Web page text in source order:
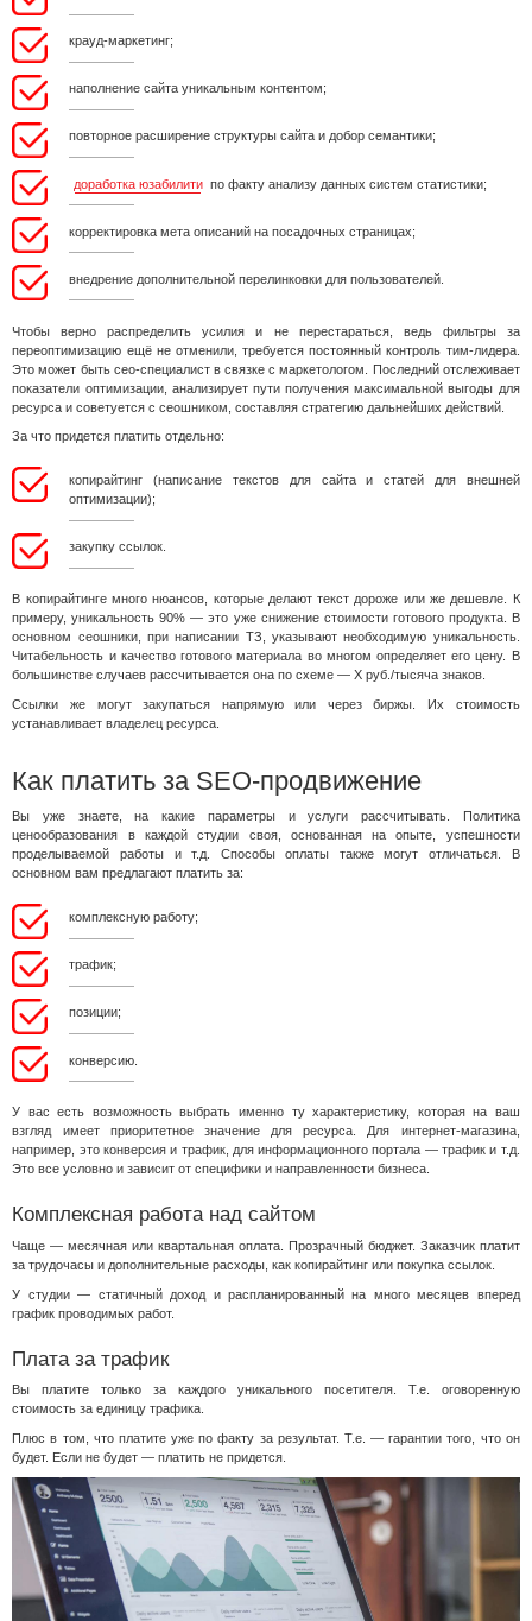
крауд-маркетинг;
наполнение сайта уникальным контентом;
повторное расширение структуры сайта и добор семантики;
доработка юзабилити по факту анализу данных систем статистики;
корректировка мета описаний на посадочных страницах;
внедрение дополнительной перелинковки для пользователей.
Чтобы верно распределить усилия и не перестараться, ведь фильтры за
переоптимизацию ещё не отменили, требуется постоянный контроль тим-лидера.
Это может быть сео-специалист в связке с маркетологом. Последний отслеживает
показатели оптимизации, анализирует пути получения максимальной выгоды для
ресурса и советуется с сеошником, составляя стратегию дальнейших действий.
За что придется платить отдельно:
копирайтинг (написание текстов для сайта и статей для внешней
оптимизации);
закупку ссылок.
В копирайтинге много нюансов, которые делают текст дороже или же дешевле. К
примеру, уникальность 90% — это уже снижение стоимости готового продукта. В
основном сеошники, при написании ТЗ, указывают необходимую уникальность.
Читабельность и качество готового материала во многом определяет его цену. В
большинстве случаев рассчитывается она по схеме — Х руб./тысяча знаков.
Ссылки же могут закупаться напрямую или через биржы. Их стоимость
устанавливает владелец ресурса.
Как платить за SEO-продвижение
Вы уже знаете, на какие параметры и услуги рассчитывать. Политика
ценообразования в каждой студии своя, основанная на опыте, успешности
проделываемой работы и т.д. Способы оплаты также могут отличаться. В
основном вам предлагают платить за:
комплексную работу;
трафик;
позиции;
конверсию.
У вас есть возможность выбрать именно ту характеристику, которая на ваш
взгляд имеет приоритетное значение для ресурса. Для интернет-магазина,
например, это конверсия и трафик, для информационного портала — трафик и т.д.
Это все условно и зависит от специфики и направленности бизнеса.
Комплексная работа над сайтом
Чаще — месячная или квартальная оплата. Прозрачный бюджет. Заказчик платит
за трудочасы и дополнительные расходы, как копирайтинг или покупка ссылок.
У студии — статичный доход и распланированный на много месяцев вперед
график проводимых работ.
Плата за трафик
Вы платите только за каждого уникального посетителя. Т.е. оговоренную
стоимость за единицу трафика.
Плюс в том, что платите уже по факту за результат. Т.е. — гарантии того, что он
будет. Если не будет — платить не придется.